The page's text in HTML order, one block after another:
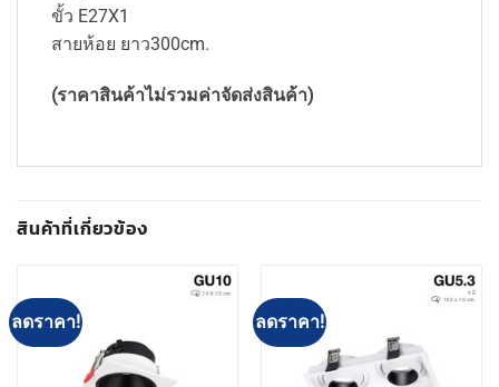
ขั้ว E27X1
สายห้อย ยาว300cm.
(ราคาสินค้าไม่รวมค่าจัดส่งสินค้า)
สินค้าที่เกี่ยวข้อง
ลดราคา! ลดราคา!